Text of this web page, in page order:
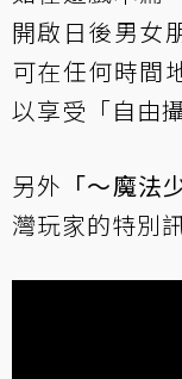
開啟日後男女
可在任何時間
以享受「自由
另外 「～魔法
灣玩家的特別